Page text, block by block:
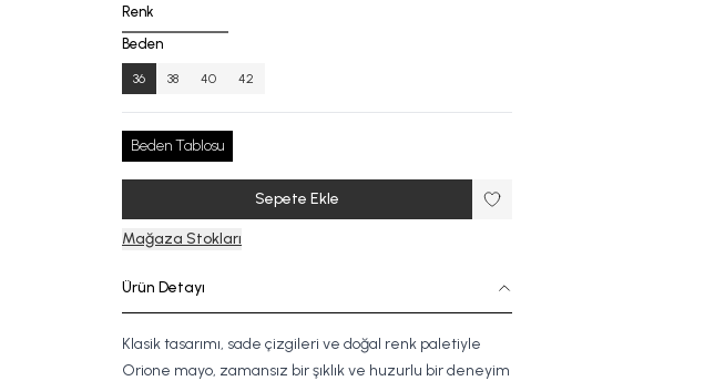
Renk
Beden
36 38 40 42
Beden Tablosu
Sepete Ekle
Mağaza Stokları
Ürün Detayı
Klasik tasarımı, sade çizgileri ve doğal renk paletiyle
Orione mayo, zamansız bir şıklık ve huzurlu bir deneyim